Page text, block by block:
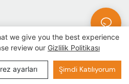
TECHNOLOGY CO., LTD |Gizlilik
site haritası
we give you the best experience
review our Gizlilik Politikası
ayarları Şimdi Katılıyorum